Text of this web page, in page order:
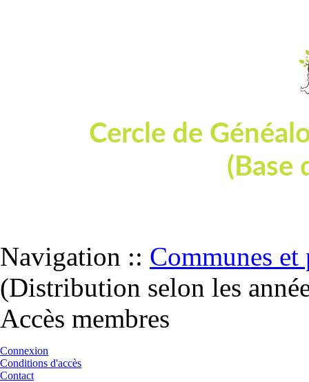
Cercle de
(Base
Navigation :: Communes et
(Distribution selon les
Accès membres
Connexion
Conditions d'accès
Contact